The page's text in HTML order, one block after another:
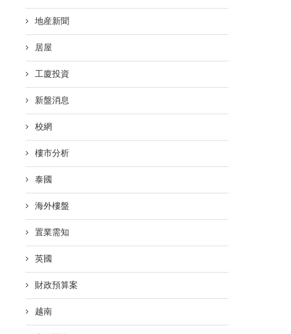
地産新聞
居屋
工廈投資
新盤消息
校網
樓市分析
泰國
海外樓盤
置業需知
英國
財政預算案
越南